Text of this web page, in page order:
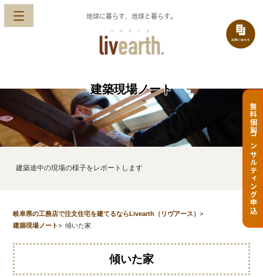
地球に暮らす、地球と暮らす。
無料個別コンサルティング申込
建築現場ノート
建築途中の現場の様子をレポートします
岐阜県の工務店で注文住宅を建てるならLivearth（リヴアース）>
建築現場ノート> 傾いた家
傾いた家